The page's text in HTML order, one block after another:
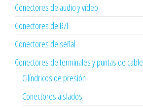
Conectores de audio y vídeo
Conectores de R/F
Conectores de señal
Conectores de terminales y puntas de cable
Cilíndricos de presión
Conectores aislados